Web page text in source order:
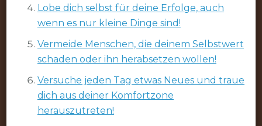
Lobe dich selbst für deine Erfolge, auch
wenn es nur kleine Dinge sind!
Vermeide Menschen, die deinem Selbstwert
schaden oder ihn herabsetzen wollen!
Versuche jeden Tag etwas Neues und traue
dich aus deiner Komfortzone
herauszutreten!